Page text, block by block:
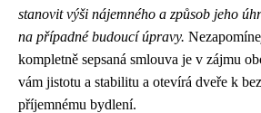
stanovit výši nájemného a způsob jeho
na případné budoucí úpravy.
kompletně sepsaná smlouva je v zájmu
vám jistotu a stabilitu a otevírá dveře k
příjemnému bydlení.